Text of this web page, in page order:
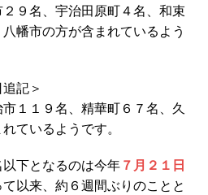
９名、宇治田原町４名、和束
幡市の方が含まれているよう
記＞
１１９名、精華町６７名、久
ているようです。
下となるのは今年７月２１日
以来、約６週間ぶりのことと